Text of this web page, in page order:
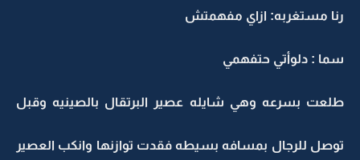
رنا مستغربه: ازاي مفهمتش
سما : دلوأتي حتفهمي
طلعت بسرعه وهي شايله عصير البرتقال بالصينيه وقبل
توصل للرجال بمسافه بسيطه فقدت توازنها وانكب العصير